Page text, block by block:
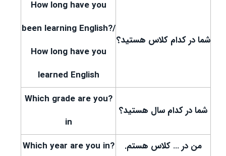
شما در کدام کلاس هستید؟
How long have you
been learning English?/
How long have you
learned English
شما در کدام سال هستید؟
?Which grade are you
in
من در … کلاس هستم.
?Which year are you in